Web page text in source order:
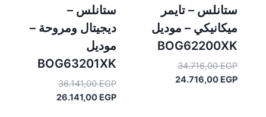
ستانلس – تايمر
ميكانيكي – موديل
BOG62200XK
34.716,00EGP
السعر
الأصلي24.716,00 EGP
السعر
ستانلس –
ديجيتال ومروحة –
موديل
BOG63201XK
36.141,00EGP
السعر
الأصلي26.141,00 EGP
السعر